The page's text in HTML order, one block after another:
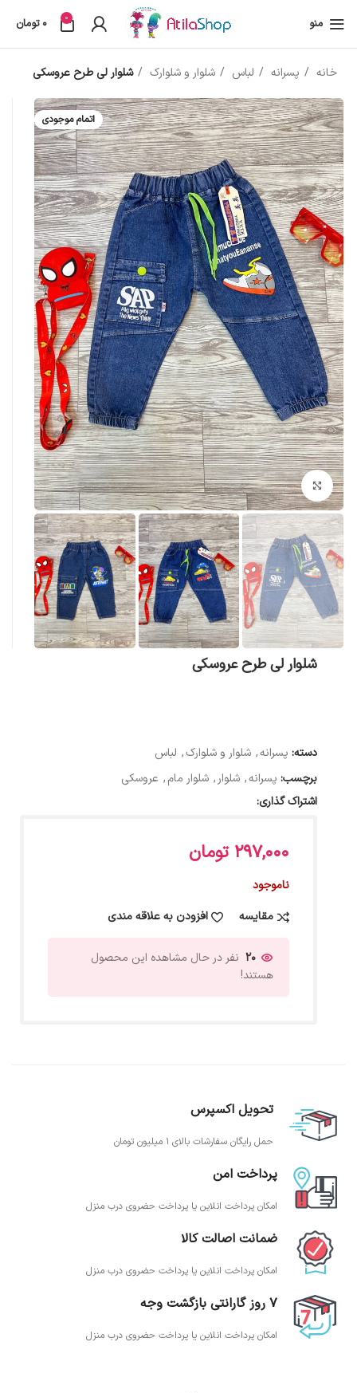
منو 0
0 تومان
خانه پسرانه لباس شلوار و شلوارک شلوار لی طرح عروسکی
اتمام موجودی
بزرگنمایی تصویر
شلوار لی طرح عروسکی
دسته: پسرانه, شلوار و شلوارک, لباس
برچسب: پسرانه, شلوار , شلوار مام, عروسکی
اشتراک گذاری:
297,000 تومان
ناموجود
مقایسه
افزودن به علاقه مندی
20 نفر در حال مشاهده این محصول
هستند!
تحویل اکسپرس
حمل رایگان سفارشات بالای 1 میلیون تومان
پرداخت امن
امکان پرداخت انلاین یا پرداخت حضروی درب منزل
ضمانت اصالت کالا
امکان پرداخت انلاین یا پرداخت حضروی درب منزل
7 روز گارانتی بازگشت وجه
امکان پرداخت انلاین یا پرداخت حضروی درب منزل